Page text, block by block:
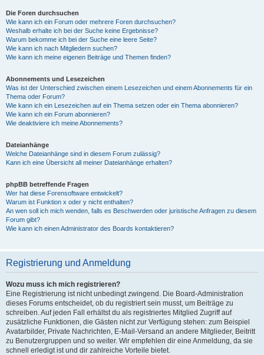
Die Foren durchsuchen
Wie kann ich ein Forum oder mehrere Foren durchsuchen?
Weshalb erhalte ich bei der Suche keine Ergebnisse?
Warum bekomme ich bei der Suche eine leere Seite?
Wie kann ich nach Mitgliedern suchen?
Wie kann ich meine eigenen Beiträge und Themen finden?
Abonnements und Lesezeichen
Was ist der Unterschied zwischen einem Lesezeichen und einem Abonnements für ein
Thema oder Forum?
Wie kann ich ein Lesezeichen auf ein Thema setzen oder ein Thema abonnieren?
Wie kann ich ein Forum abonnieren?
Wie deaktiviere ich meine Abonnements?
Dateianhänge
Welche Dateianhänge sind in diesem Forum zulässig?
Kann ich eine Übersicht all meiner Dateianhänge erhalten?
phpBB betreffende Fragen
Wer hat diese Forensoftware entwickelt?
Warum ist Funktion x oder y nicht enthalten?
An wen soll ich mich wenden, falls es Beschwerden oder juristische Anfragen zu diesem
Forum gibt?
Wie kann ich einen Administrator des Boards kontaktieren?
Registrierung und Anmeldung
Wozu muss ich mich registrieren?
Eine Registrierung ist nicht unbedingt zwingend. Die Board-Administration
dieses Forums entscheidet, ob du registriert sein musst, um Beiträge zu
schreiben. Auf jeden Fall erhältst du als registriertes Mitglied Zugriff auf
zusätzliche Funktionen, die Gästen nicht zur Verfügung stehen: zum Beispiel
Avatarbilder, Private Nachrichten, E-Mail-Versand an andere Mitglieder, Beitritt
zu Benutzergruppen und so weiter. Wir empfehlen dir eine Anmeldung, da sie
schnell erledigt ist und dir zahlreiche Vorteile bietet.